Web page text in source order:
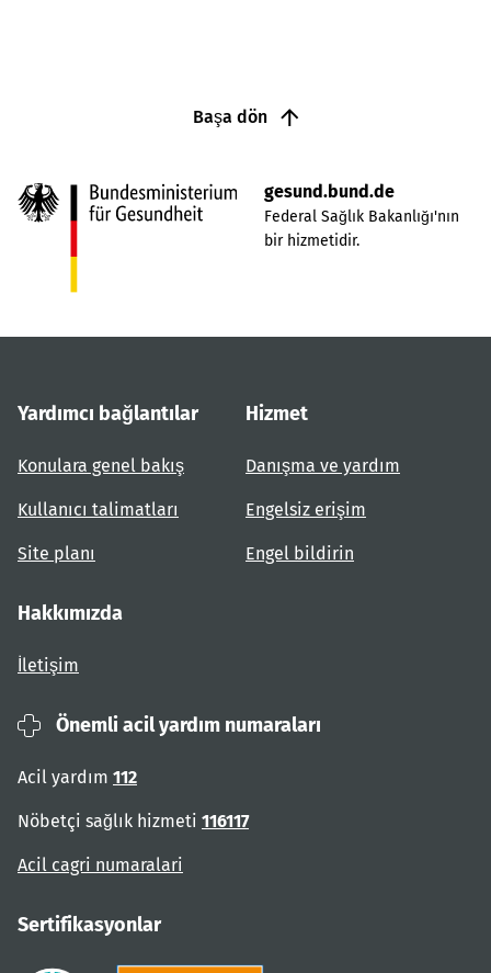
Başa dön
gesund.bund.de
Federal Sağlık Bakanlığı'nın
bir hizmetidir.
Yardımcı bağlantılar
Konulara genel bakış
Kullanıcı talimatları
Site planı
Hizmet
Danışma ve yardım
Engelsiz erişim
Engel bildirin
Hakkımızda
İletişim
Önemli acil yardım numaraları
Acil yardım 112
Nöbetçi sağlık hizmeti 116117
Acil cagri numaralari
Sertifikasyonlar